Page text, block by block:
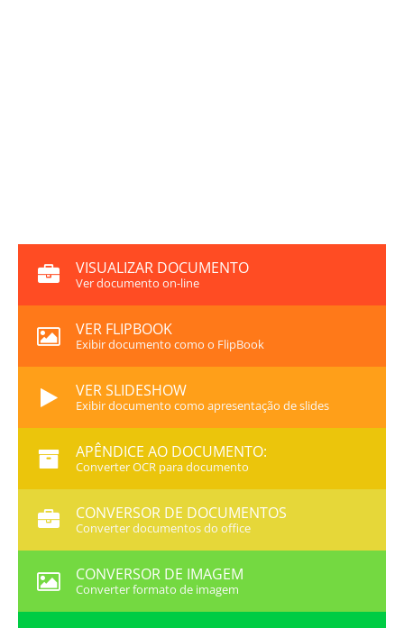
VISUALIZAR DOCUMENTO
Ver documento on-line
VER FLIPBOOK
Exibir documento como o FlipBook
VER SLIDESHOW
Exibir documento como apresentação de slides
APÊNDICE AO DOCUMENTO:
Converter OCR para documento
CONVERSOR DE DOCUMENTOS
Converter documentos do office
CONVERSOR DE IMAGEM
Converter formato de imagem